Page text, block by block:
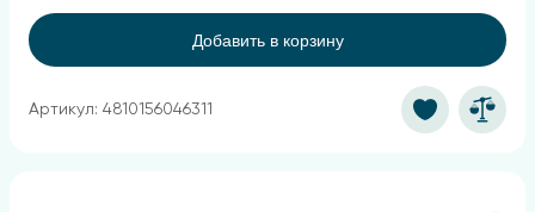
Добавить в корзину
Артикул: 4810156046311